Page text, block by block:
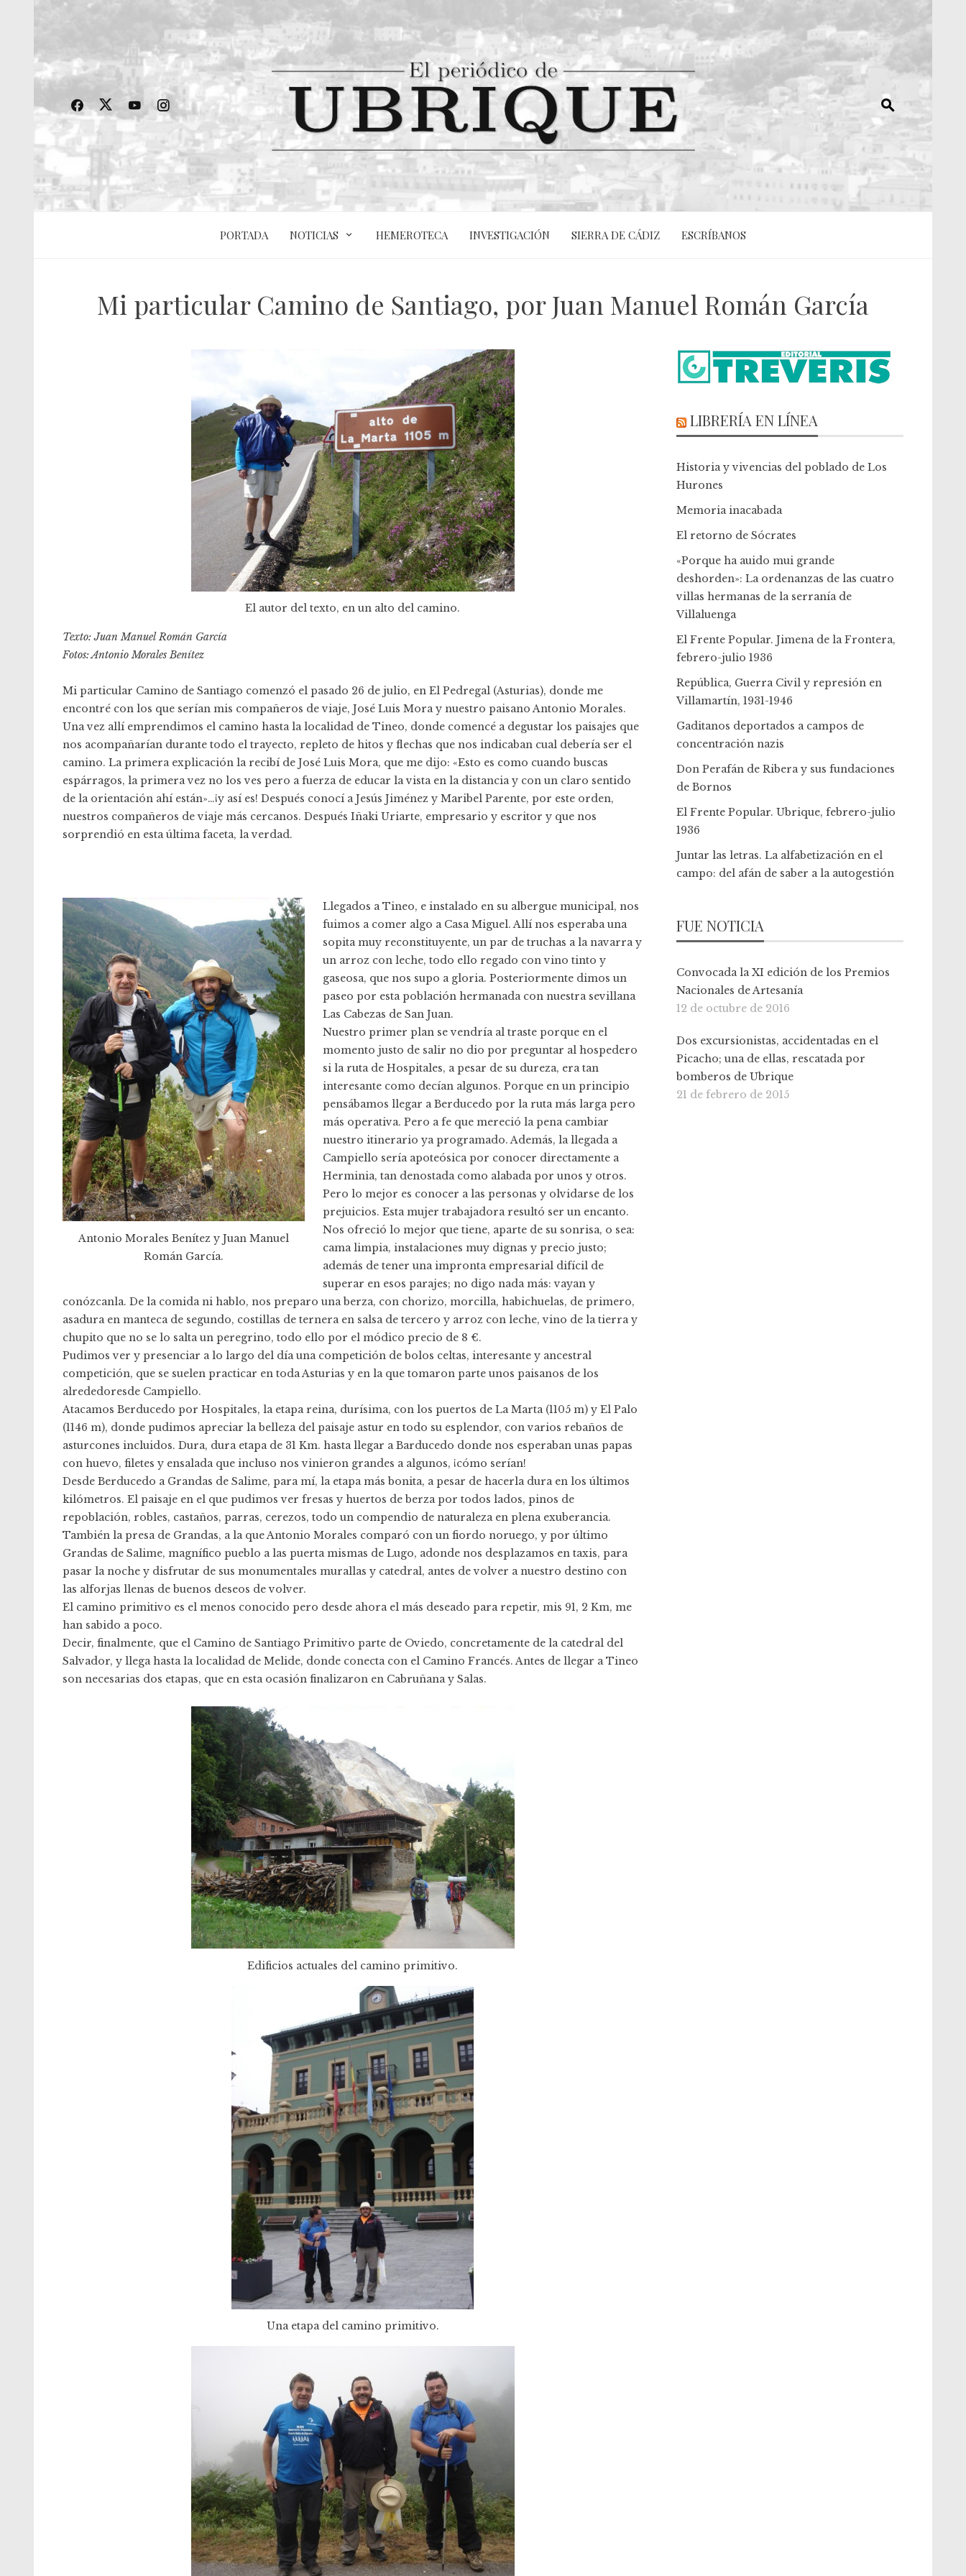
PORTADA NOTICIAS HEMEROTECA INVESTIGACIÓN SIERRA DE CÁDIZ ESCRÍBANOS
Mi particular Camino de Santiago, por Juan Manuel Román García
El autor del texto, en un alto del camino.
Texto: Juan Manuel Román García
Fotos: Antonio Morales Benítez
Mi particular Camino de Santiago comenzó el pasado 26 de julio, en El Pedregal (Asturias), donde me
encontré con los que serían mis compañeros de viaje, José Luis Mora y nuestro paisano Antonio Morales.
Una vez allí emprendimos el camino hasta la localidad de Tineo, donde comencé a degustar los paisajes que
nos acompañarían durante todo el trayecto, repleto de hitos y flechas que nos indicaban cual debería ser el
camino. La primera explicación la recibí de José Luis Mora, que me dijo: «Esto es como cuando buscas
espárragos, la primera vez no los ves pero a fuerza de educar la vista en la distancia y con un claro sentido
de la orientación ahí están»…¡y así es! Después conocí a Jesús Jiménez y Maribel Parente, por este orden,
nuestros compañeros de viaje más cercanos. Después Iñaki Uriarte, empresario y escritor y que nos
sorprendió en esta última faceta, la verdad.
Antonio Morales Benítez y Juan Manuel
Román García.
Llegados a Tineo, e instalado en su albergue municipal, nos
fuimos a comer algo a Casa Miguel. Allí nos esperaba una
sopita muy reconstituyente, un par de truchas a la navarra y
un arroz con leche, todo ello regado con vino tinto y
gaseosa, que nos supo a gloria. Posteriormente dimos un
paseo por esta población hermanada con nuestra sevillana
Las Cabezas de San Juan.
Nuestro primer plan se vendría al traste porque en el
momento justo de salir no dio por preguntar al hospedero
si la ruta de Hospitales, a pesar de su dureza, era tan
interesante como decían algunos. Porque en un principio
pensábamos llegar a Berducedo por la ruta más larga pero
más operativa. Pero a fe que mereció la pena cambiar
nuestro itinerario ya programado. Además, la llegada a
Campiello sería apoteósica por conocer directamente a
Herminia, tan denostada como alabada por unos y otros.
Pero lo mejor es conocer a las personas y olvidarse de los
prejuicios. Esta mujer trabajadora resultó ser un encanto.
Nos ofreció lo mejor que tiene, aparte de su sonrisa, o sea:
cama limpia, instalaciones muy dignas y precio justo;
además de tener una impronta empresarial difícil de
superar en esos parajes; no digo nada más: vayan y
conózcanla. De la comida ni hablo, nos preparo una berza, con chorizo, morcilla, habichuelas, de primero,
asadura en manteca de segundo, costillas de ternera en salsa de tercero y arroz con leche, vino de la tierra y
chupito que no se lo salta un peregrino, todo ello por el módico precio de 8 €.
Pudimos ver y presenciar a lo largo del día una competición de bolos celtas, interesante y ancestral
competición, que se suelen practicar en toda Asturias y en la que tomaron parte unos paisanos de los
alrededoresde Campiello.
Atacamos Berducedo por Hospitales, la etapa reina, durísima, con los puertos de La Marta (1105 m) y El Palo
(1146 m), donde pudimos apreciar la belleza del paisaje astur en todo su esplendor, con varios rebaños de
asturcones incluidos. Dura, dura etapa de 31 Km. hasta llegar a Barducedo donde nos esperaban unas papas
con huevo, filetes y ensalada que incluso nos vinieron grandes a algunos, ¡cómo serían!
Desde Berducedo a Grandas de Salime, para mí, la etapa más bonita, a pesar de hacerla dura en los últimos
kilómetros. El paisaje en el que pudimos ver fresas y huertos de berza por todos lados, pinos de
repoblación, robles, castaños, parras, cerezos, todo un compendio de naturaleza en plena exuberancia.
También la presa de Grandas, a la que Antonio Morales comparó con un fiordo noruego, y por último
Grandas de Salime, magnífico pueblo a las puerta mismas de Lugo, adonde nos desplazamos en taxis, para
pasar la noche y disfrutar de sus monumentales murallas y catedral, antes de volver a nuestro destino con
las alforjas llenas de buenos deseos de volver.
El camino primitivo es el menos conocido pero desde ahora el más deseado para repetir, mis 91, 2 Km, me
han sabido a poco.
Decir, finalmente, que el Camino de Santiago Primitivo parte de Oviedo, concretamente de la catedral del
Salvador, y llega hasta la localidad de Melide, donde conecta con el Camino Francés. Antes de llegar a Tineo
son necesarias dos etapas, que en esta ocasión finalizaron en Cabruñana y Salas.
Edificios actuales del camino primitivo.
Una etapa del camino primitivo.
LIBRERÍA EN LÍNEA
Historia y vivencias del poblado de Los
Hurones
Memoria inacabada
El retorno de Sócrates
«Porque ha auido mui grande
deshorden»: La ordenanzas de las cuatro
villas hermanas de la serranía de
Villaluenga
El Frente Popular. Jimena de la Frontera,
febrero-julio 1936
República, Guerra Civil y represión en
Villamartín, 1931-1946
Gaditanos deportados a campos de
concentración nazis
Don Perafán de Ribera y sus fundaciones
de Bornos
El Frente Popular. Ubrique, febrero-julio
1936
Juntar las letras. La alfabetización en el
campo: del afán de saber a la autogestión
FUE NOTICIA
Convocada la XI edición de los Premios
Nacionales de Artesanía
12 de octubre de 2016
Dos excursionistas, accidentadas en el
Picacho; una de ellas, rescatada por
bomberos de Ubrique
21 de febrero de 2015